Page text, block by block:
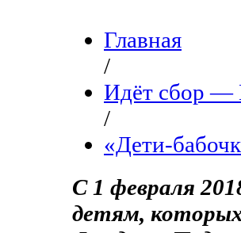
Главная
/
Идёт сбор
/
«Дети-
С 1 февраля
детям, которых